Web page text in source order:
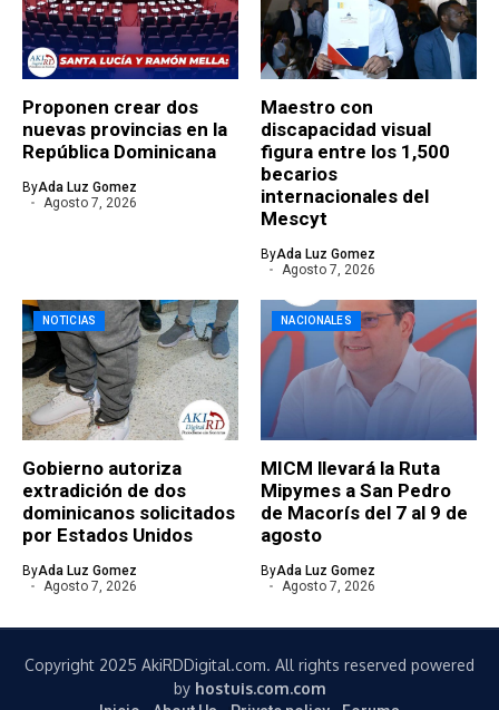
Proponen crear dos
nuevas provincias en la
República Dominicana
ByAda Luz Gomez
Agosto 7, 2026
Maestro con
discapacidad visual
figura entre los 1,500
becarios
internacionales del
Mescyt
ByAda Luz Gomez
Agosto 7, 2026
NOTICIAS
Gobierno autoriza
extradición de dos
dominicanos solicitados
por Estados Unidos
ByAda Luz Gomez
Agosto 7, 2026
NACIONALES
MICM llevará la Ruta
Mipymes a San Pedro
de Macorís del 7 al 9 de
agosto
ByAda Luz Gomez
Agosto 7, 2026
Copyright 2025 AkiRDDigital.com. All rights reserved powered
by hostuis.com.com